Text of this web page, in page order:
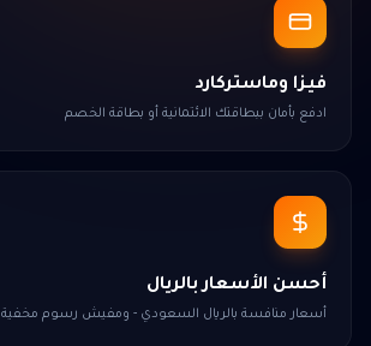
فيزا وماستركارد
ادفع بأمان ببطاقتك الائتمانية أو بطاقة الخصم
أحسن الأسعار بالريال
أسعار منافسة بالريال السعودي - ومفيش رسوم مخفية